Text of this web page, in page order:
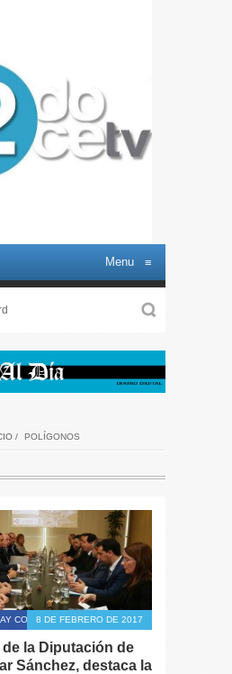
Menu ≡
/ POLÍGONOS
COMENTARIOS
8 DE FEBRERO DE 2017
la Diputación de
Sánchez, destaca la